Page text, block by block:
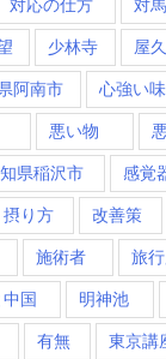
少林寺 屋
阿南市 心強い
悪い物
県稲沢市 感覚
摂り方 改善策
施術者 旅
中国 明神池
有無 東京講